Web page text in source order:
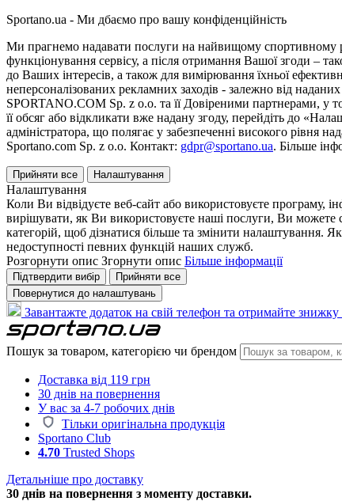
Sportano.ua - Ми дбаємо про вашу конфіденційність
Ми прагнемо надавати послуги на найвищому спортивному
функціонування сервісу, а після отримання Вашої згоди –
до Ваших інтересів, а також для вимірювання їхньої
неперсоналізованих рекламних заходів - залежно від
SPORTANO.COM Sp. z o.o. та її Довіреними партнерами, у
її обсяг або відкликати вже надану згоду, перейдіть до
адміністратора, що полягає у забезпеченні високого рівня
Sportano.com Sp. z o.o. Контакт: gdpr@sportano.ua. Більше
Прийняти все Налаштування
Налаштування
Коли Ви відвідуєте веб-сайт або використовуєте програму,
вирішувати, як Ви використовуєте наші послуги, Ви можете
категорій, щоб дізнатися більше та змінити налаштування.
недоступності певних функцій наших служб.
Розгорнути опис Згорнути опис Більше інформації
Підтвердити вибір
Прийняти все
Повернутися до налаштувань
Завантажте додаток на свій телефон та отримайте
Пошук за товаром, категорією чи брендом
Доставка від 119 грн
30 днів на повернення
У вас за 4-7 робочих днів
Тільки оригінальна продукція
Sportano Club
4.70 Trusted Shops
Детальніше про доставку
30 днів на повернення з моменту доставки.